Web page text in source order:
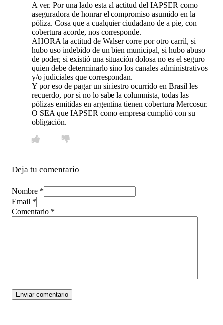
A ver. Por una lado esta al actitud del IAPSER como
aseguradora de honrar el compromiso asumido en la
póliza. Cosa que a cualquier ciudadano de a pie, con
cobertura acorde, nos corresponde.
AHORA la actitud de Walser corre por otro carril, si
hubo uso indebido de un bien municipal, si hubo abuso
de poder, si existió una situación dolosa no es el seguro
quien debe determinarlo sino los canales administrativos
y/o judiciales que correspondan.
Y por eso de pagar un siniestro ocurrido en Brasil les
recuerdo, por si no lo sabe la columnista, todas las
pólizas emitidas en argentina tienen cobertura Mercosur.
O SEA que IAPSER como empresa cumplió con su
obligación.
Deja tu comentario
Nombre *
Email *
Comentario *